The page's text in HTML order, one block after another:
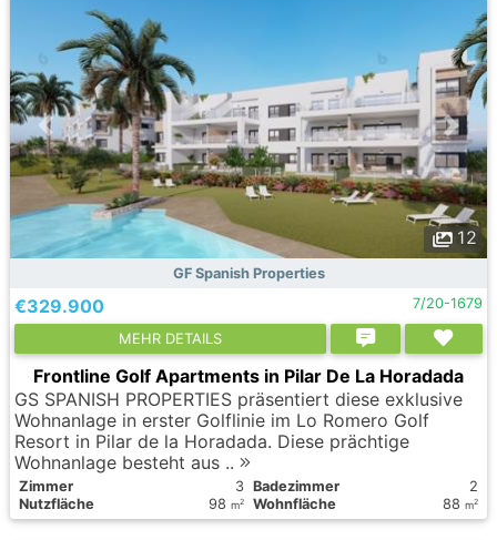
12
GF Spanish Properties
€329.900 7/20-1679
MEHR DETAILS
Frontline Golf Apartments in Pilar De La Horadada
GS SPANISH PROPERTIES präsentiert diese exklusive
Wohnanlage in erster Golflinie im Lo Romero Golf
Resort in Pilar de la Horadada. Diese prächtige
Wohnanlage besteht aus ..
Zimmer 3 Badezimmer
2
Nutzfläche
98 m2 Wohnfläche 88 m2